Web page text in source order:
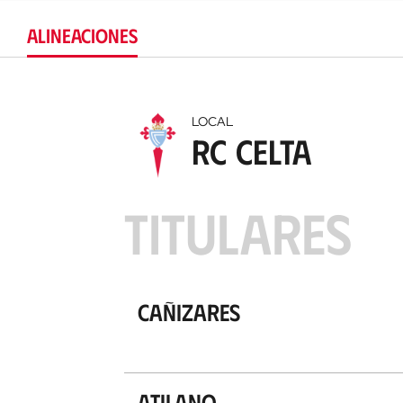
ALINEACIONES
LOCAL
RC Celta
TITULARES
Cañizares